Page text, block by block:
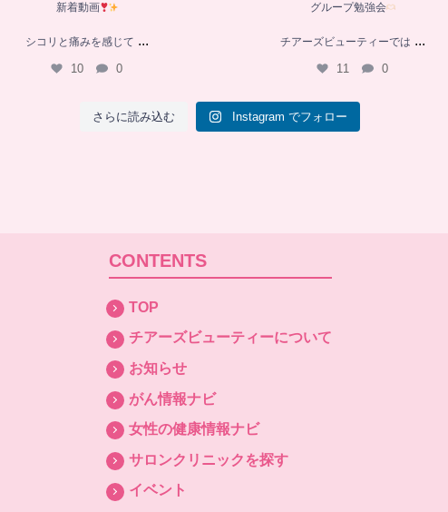
新着動画
シコリと痛みを感じて ...
10 0
グループ勉強会
チアーズビューティーでは ...
11 0
さらに読み込む Instagram でフォロー
CONTENTS
TOP
チアーズビューティーについて
お知らせ
がん情報ナビ
女性の健康情報ナビ
サロンクリニックを探す
イベント